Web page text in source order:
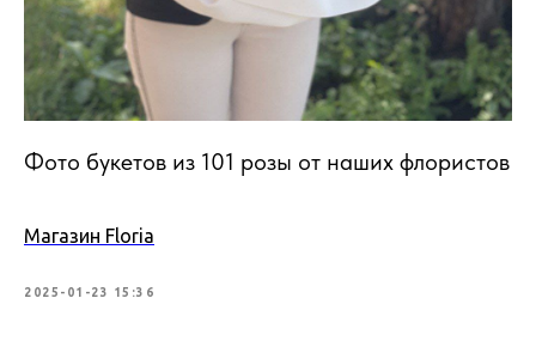
Фото букетов из 101 розы от наших флористов
Магазин Floria
2025-01-23 15:36